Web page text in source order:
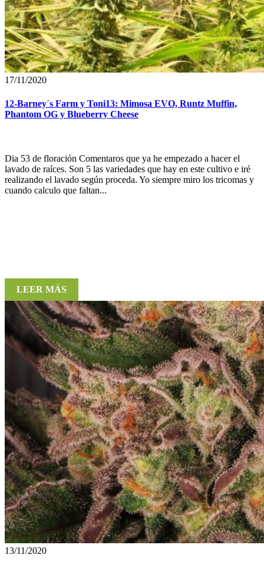
17/11/2020
12-Barney´s Farm y Toni13: Mimosa EVO, Runtz Muffin,
Phantom OG y Blueberry Cheese
Dia 53 de floración Comentaros que ya he empezado a hacer el
lavado de raíces. Son 5 las variedades que hay en este cultivo e iré
realizando el lavado según proceda. Yo siempre miro los tricomas y
cuando calculo que faltan...
LEER MÁS
13/11/2020